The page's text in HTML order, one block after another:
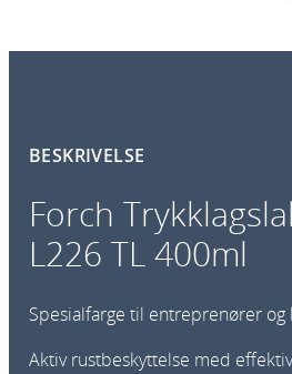
BESKRIVELSE
Forch
L226 TL 400ml
Spesialfarge til entreprenører
Aktiv rustbeskyttelse med